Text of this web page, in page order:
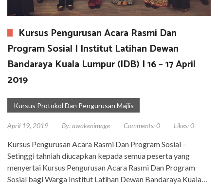
Kursus Pengurusan Acara Rasmi Dan
Program Sosial | Institut Latihan Dewan
Bandaraya Kuala Lumpur (IDB) | 16 – 17 April
2019
Kursus Protokol Dan Pengurusan Majlis
April 19, 2019 By:awakenimage Comments:0 Likes:0
Kursus Pengurusan Acara Rasmi Dan Program Sosial –
Setinggi tahniah diucapkan kepada semua peserta yang
menyertai Kursus Pengurusan Acara Rasmi Dan Program
Sosial bagi Warga Institut Latihan Dewan Bandaraya Kuala…